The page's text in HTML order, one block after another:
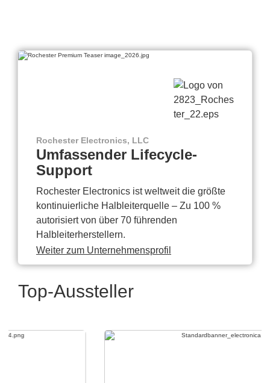
Rochester Electronics, LLC
Umfassender Lifecycle-
Support
Rochester Electronics ist weltweit die größte
kontinuierliche Halbleiterquelle – Zu 100 %
autorisiert von über 70 führenden
Halbleiterherstellern.
Weiter zum Unternehmensprofil
Top-Aussteller